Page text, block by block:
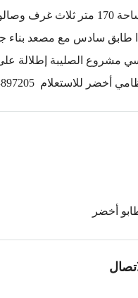
للبيع شقة مساحة 170 متر ثلاث
طابق سادس مع مصعد بناء
مشروع الصليبة إطلالة
للاستعلام 0933897205
أخضر